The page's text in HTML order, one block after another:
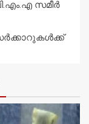
സമീർ